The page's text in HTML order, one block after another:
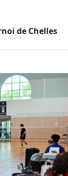
de Chelles